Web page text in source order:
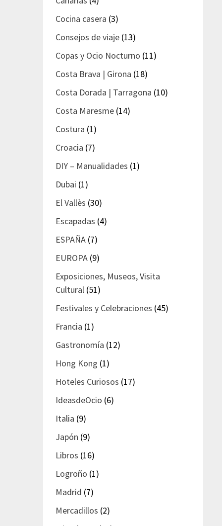
Cocina casera (3)
Consejos de viaje (13)
Copas y Ocio Nocturno (11)
Costa Brava | Girona (18)
Costa Dorada | Tarragona (10)
Costa Maresme (14)
Costura (1)
Croacia (7)
DIY – Manualidades (1)
Dubai (1)
El Vallès (30)
Escapadas (4)
ESPAÑA (7)
EUROPA (9)
Exposiciones, Museos, Visita
Cultural (51)
Festivales y Celebraciones (45)
Francia (1)
Gastronomía (12)
Hong Kong (1)
Hoteles Curiosos (17)
IdeasdeOcio (6)
Italia (9)
Japón (9)
Libros (16)
Logroño (1)
Madrid (7)
Mercadillos (2)